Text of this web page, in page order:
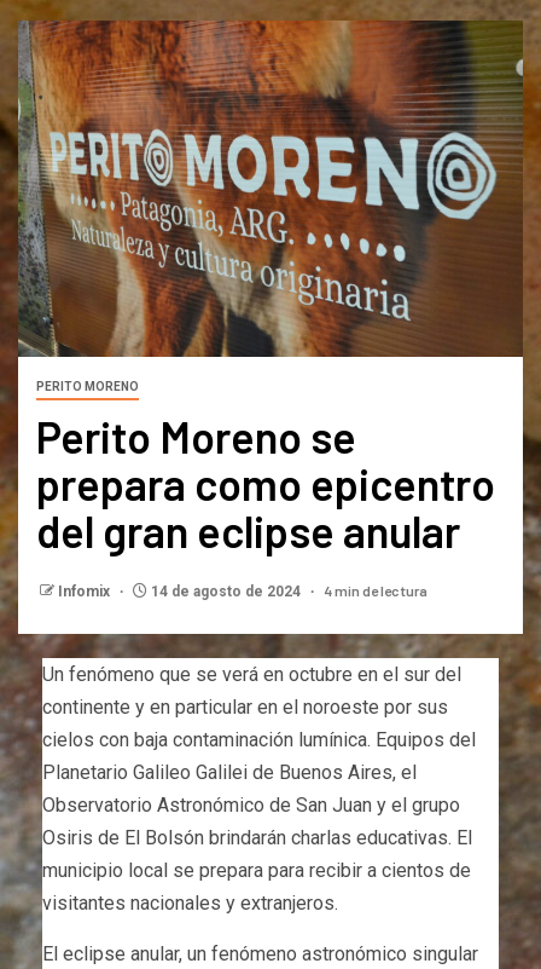
PERITO MORENO
Perito Moreno se
prepara como epicentro
del gran eclipse anular
Infomix 14 de agosto de 2024 4 min de lectura
Un fenómeno que se verá en octubre en el sur del
continente y en particular en el noroeste por sus
cielos con baja contaminación lumínica. Equipos del
Planetario Galileo Galilei de Buenos Aires, el
Observatorio Astronómico de San Juan y el grupo
Osiris de El Bolsón brindarán charlas educativas. El
municipio local se prepara para recibir a cientos de
visitantes nacionales y extranjeros.
El eclipse anular, un fenómeno astronómico singular